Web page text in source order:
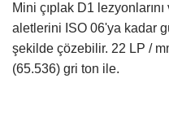
Mini çıplak D1
aletlerini ISO 06'ya kadar
şekilde çözebilir. 22 LP /
(65.536) gri ton ile.